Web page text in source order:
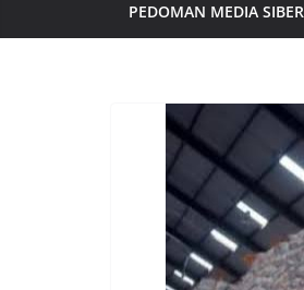
PEDOMAN MEDIA SIBER